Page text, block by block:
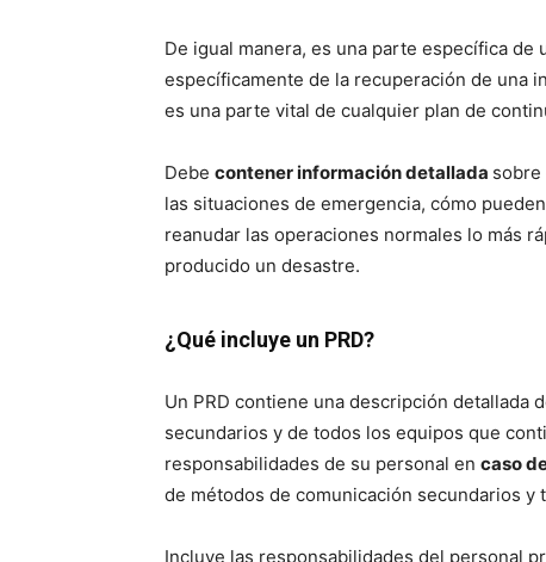
De igual manera, es una parte específica
específicamente de la recuperación de una
es una parte vital de cualquier plan de
Debe contener información detallada sobre
las situaciones de emergencia, cómo
reanudar las operaciones normales lo más
producido un desastre.
¿Qué incluye un PRD?
Un PRD contiene una descripción detallada
secundarios y de todos los equipos que
responsabilidades de su personal en caso
de métodos de comunicación secundarios y
Incluye las responsabilidades del personal